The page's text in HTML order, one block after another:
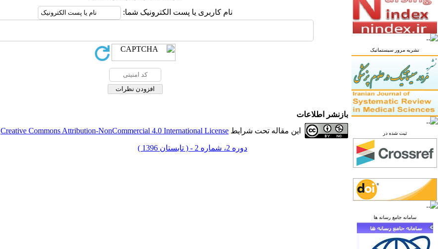
نشریه مرور سیستماتیک
ثبت شده در
سامانه جامع رسانه ها
نام کاربری یا پست الکترونیک شما:
بازنشر اطلاعات
این مقاله تحت شرایط Creative Commons Attribution-NonCommercial 4.0 International License
دوره 2، شماره 2 - ( تابستان 1396 )